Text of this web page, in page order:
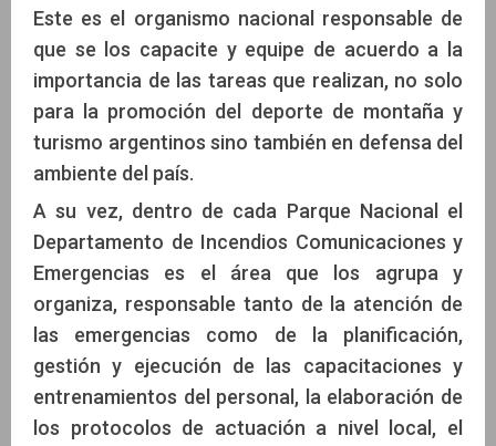
Este es el organismo nacional responsable de
que se los capacite y equipe de acuerdo a la
importancia de las tareas que realizan, no solo
para la promoción del deporte de montaña y
turismo argentinos sino también en defensa del
ambiente del país.
A su vez, dentro de cada Parque Nacional el
Departamento de Incendios Comunicaciones y
Emergencias es el área que los agrupa y
organiza, responsable tanto de la atención de
las emergencias como de la planificación,
gestión y ejecución de las capacitaciones y
entrenamientos del personal, la elaboración de
los protocolos de actuación a nivel local, el